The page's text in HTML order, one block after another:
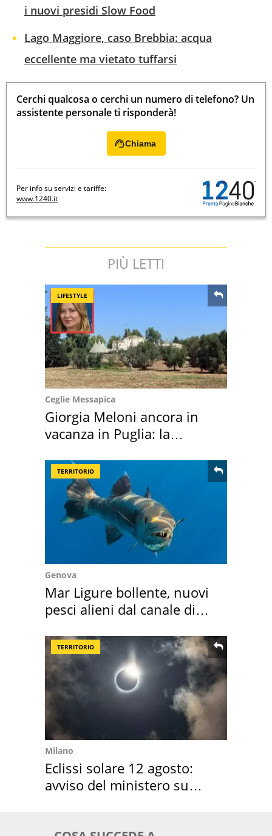
i nuovi presidi Slow Food
Lago Maggiore, caso Brebbia: acqua
eccellente ma vietato tuffarsi
Cerchi qualcosa o cerchi un numero di telefono? Un
assistente personale ti risponderà!
Chiama
Per info su servizi e tariffe:
www.1240.it
PIÙ LETTI
LIFESTYLE
Ceglie Messapica
Giorgia Meloni ancora in
vacanza in Puglia: la
TERRITORIO
Genova
Mar Ligure bollente, nuovi
pesci alieni dal canale di
TERRITORIO
Milano
Eclissi solare 12 agosto:
avviso del ministero su